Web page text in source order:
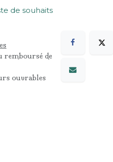
de souhaits
remboursé de
ouvrables